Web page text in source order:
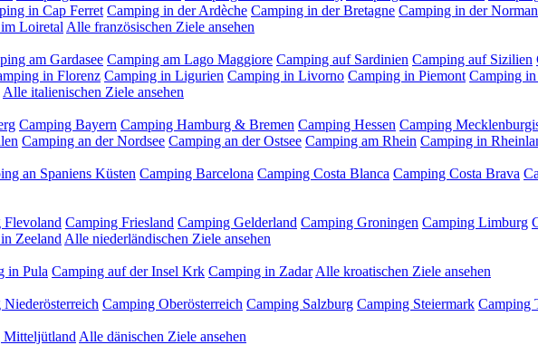
in Cap Ferret Camping in der Ardèche Camping in der Bretagne Camping in der
Loiretal Alle französischen Ziele ansehen
am Gardasee Camping am Lago Maggiore Camping auf Sardinien Camping auf Sizilien
in Florenz Camping in Ligurien Camping in Livorno Camping in Piemont Camping in
Alle italienischen Ziele ansehen
Camping Bayern Camping Hamburg & Bremen Camping Hessen Camping
Camping an der Nordsee Camping an der Ostsee Camping am Rhein Camping in
an Spaniens Küsten Camping Barcelona Camping Costa Blanca Camping Costa Brava
Flevoland Camping Friesland Camping Gelderland Camping Groningen Camping Limburg
Zeeland Alle niederländischen Ziele ansehen
in Pula Camping auf der Insel Krk Camping in Zadar Alle kroatischen Ziele ansehen
Camping Oberösterreich Camping Salzburg Camping Steiermark Camping
Mitteljütland Alle dänischen Ziele ansehen